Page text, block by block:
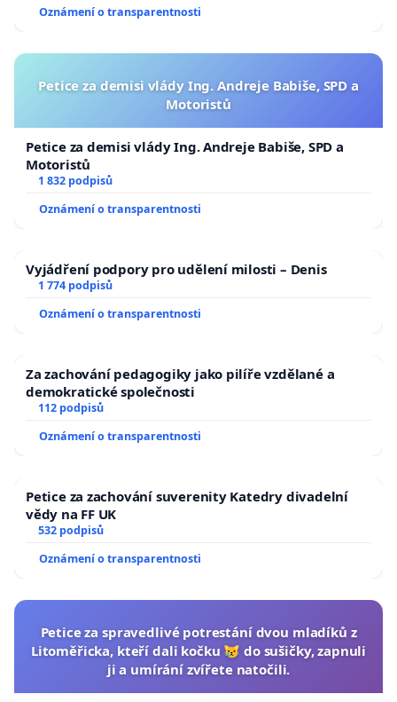
Oznámení o transparentnosti
Petice za demisi vlády Ing. Andreje Babiše, SPD a
Motoristů
Petice za demisi vlády Ing. Andreje Babiše, SPD a
Motoristů
1 832 podpisů
Oznámení o transparentnosti
Vyjádření podpory pro udělení milosti – Denis
1 774 podpisů
Oznámení o transparentnosti
Za zachování pedagogiky jako pilíře vzdělané a
demokratické společnosti
112 podpisů
Oznámení o transparentnosti
Petice za zachování suverenity Katedry divadelní
vědy na FF UK
532 podpisů
Oznámení o transparentnosti
Petice za spravedlivé potrestání dvou mladíků z
Litoměřicka, kteří dali kočku 😿 do sušičky, zapnuli
ji a umírání zvířete natočili.